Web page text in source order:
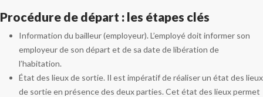
Procédure de départ : les étapes clés
Information du bailleur (employeur). L’employé doit informer son
employeur de son départ et de sa date de libération de
l’habitation.
État des lieux de sortie. Il est impératif de réaliser un état des lieux
de sortie en présence des deux parties. Cet état des lieux permet